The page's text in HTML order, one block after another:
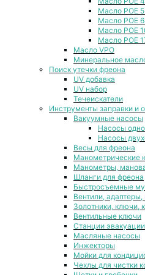
Масло POE
Масло POE
Масло POE
Масло POE
Масло VPO
Минеральное
Поиск утечки фреона
UV добавка
UV набор
Течеискатели
Инструменты заправки и
Вакуумные насосы
Насосы
Насосы
Весы для фреона
Манометрические
Манометры,
Шланги для фреона
Быстросъемные
Вентили,
Золотники, ключи,
Вентильные ключи
Станции эвакуации
Масляные насосы
Инжекторы
Мойки для
Чехлы для чистки